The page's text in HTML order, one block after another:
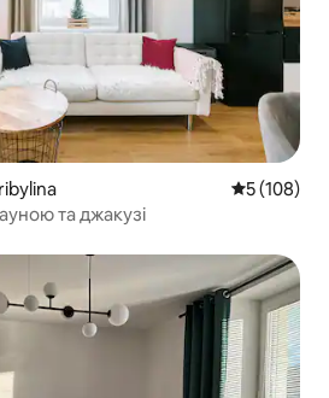
Середня
5 (108)
та джакузі